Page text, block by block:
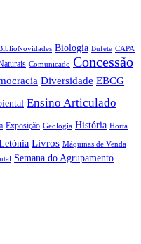
Biologia Bufete CAPA
Comunicado Concessão
Diversidade EBCG
Ensino Articulado
Exposição Geologia História Horta
Livros Máquinas de Venda
Semana do Agrupamento